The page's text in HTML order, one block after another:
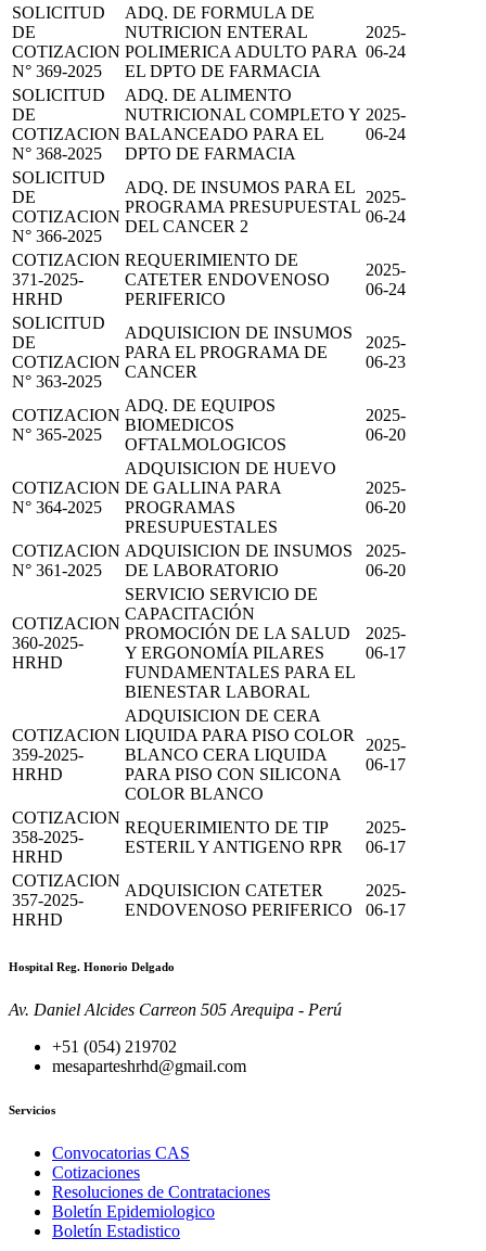
SOLICITUD
DE
COTIZACION
N° 369-2025
ADQ. DE FORMULA DE
NUTRICION ENTERAL
POLIMERICA ADULTO PARA
EL DPTO DE FARMACIA
2025-
06-24
SOLICITUD
DE
COTIZACION
N° 368-2025
ADQ. DE ALIMENTO
NUTRICIONAL COMPLETO Y
BALANCEADO PARA EL
DPTO DE FARMACIA
2025-
06-24
SOLICITUD
DE
COTIZACION
N° 366-2025
ADQ. DE INSUMOS PARA EL
PROGRAMA PRESUPUESTAL
DEL CANCER 2
2025-
06-24
COTIZACION
371-2025-
HRHD
REQUERIMIENTO DE
CATETER ENDOVENOSO
PERIFERICO
2025-
06-24
SOLICITUD
DE
COTIZACION
N° 363-2025
ADQUISICION DE INSUMOS
PARA EL PROGRAMA DE
CANCER
2025-
06-23
COTIZACION
N° 365-2025
ADQ. DE EQUIPOS
BIOMEDICOS
OFTALMOLOGICOS
2025-
06-20
COTIZACION
N° 364-2025
ADQUISICION DE HUEVO
DE GALLINA PARA
PROGRAMAS
PRESUPUESTALES
2025-
06-20
COTIZACION
N° 361-2025
ADQUISICION DE INSUMOS
DE LABORATORIO
2025-
06-20
COTIZACION
360-2025-
HRHD
SERVICIO SERVICIO DE
CAPACITACIÓN
PROMOCIÓN DE LA SALUD
Y ERGONOMÍA PILARES
FUNDAMENTALES PARA EL
BIENESTAR LABORAL
2025-
06-17
COTIZACION
359-2025-
HRHD
ADQUISICION DE CERA
LIQUIDA PARA PISO COLOR
BLANCO CERA LIQUIDA
PARA PISO CON SILICONA
COLOR BLANCO
2025-
06-17
COTIZACION
358-2025-
HRHD
REQUERIMIENTO DE TIP
ESTERIL Y ANTIGENO RPR
2025-
06-17
COTIZACION
357-2025-
HRHD
ADQUISICION CATETER
ENDOVENOSO PERIFERICO
2025-
06-17
Hospital Reg. Honorio Delgado
Av. Daniel Alcides Carreon 505 Arequipa - Perú
+51 (054) 219702
mesaparteshrhd@gmail.com
Servicios
Convocatorias CAS
Cotizaciones
Resoluciones de Contrataciones
Boletín Epidemiologico
Boletín Estadistico